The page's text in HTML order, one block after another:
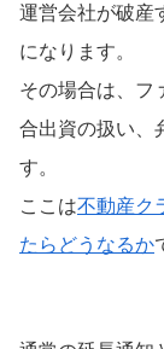
運営会社が破産
になります。
その場合は、フ
合出資の扱い、
す。
ここは不動産ク
たらどうなるか